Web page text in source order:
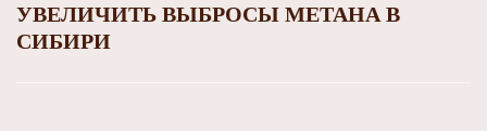
УВЕЛИЧИТЬ ВЫБРОСЫ МЕТАНА В
СИБИРИ